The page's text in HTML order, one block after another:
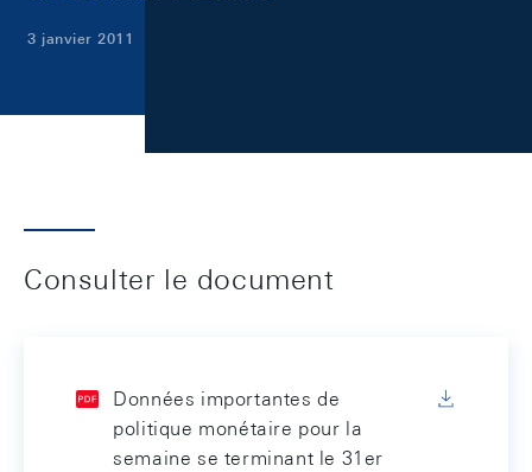
3 janvier 2011
Consulter le document
Données importantes de
politique monétaire pour la
semaine se terminant le 31er